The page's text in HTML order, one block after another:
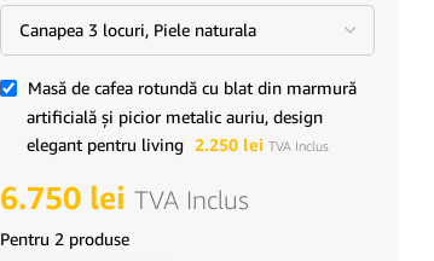
Masă de cafea rotundă cu blat din marmură
artificială și picior metalic auriu, design
elegant pentru living 2.250 lei TVA Inclus
6.750 lei TVA Inclus
Pentru 2 produse